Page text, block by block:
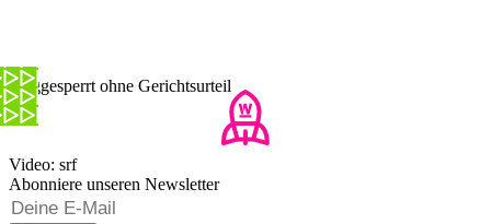
Weggesperrt ohne Gerichtsurteil
Video: srf
Abonniere unseren Newsletter